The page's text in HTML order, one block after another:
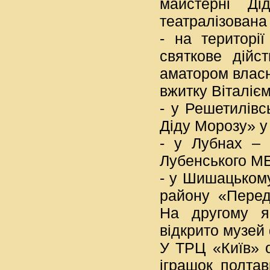
майстерні
- на
святкове
аматором
вжитку
- у
Діду Морозу» у
- у Лубнах –
Лубенського
- у Шишацькому
району
На другому
відкрито
У ТРЦ «Київ»
іграшок